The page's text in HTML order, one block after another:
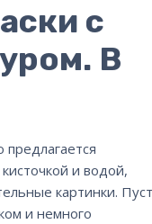
с
В
и водой,
картинки.
и немного